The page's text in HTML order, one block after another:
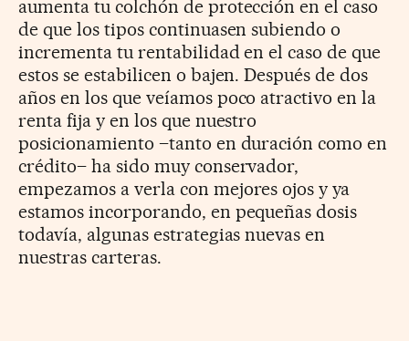
aumenta tu colchón de protección en el caso
de que los tipos continuasen subiendo o
incrementa tu rentabilidad en el caso de que
estos se estabilicen o bajen. Después de dos
años en los que veíamos poco atractivo en la
renta fija y en los que nuestro
posicionamiento –tanto en duración como en
crédito– ha sido muy conservador,
empezamos a verla con mejores ojos y ya
estamos incorporando, en pequeñas dosis
todavía, algunas estrategias nuevas en
nuestras carteras.